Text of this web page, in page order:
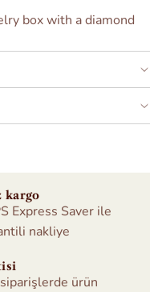
box with a diamond
kargo
Express Saver ile
nakliye
ürün